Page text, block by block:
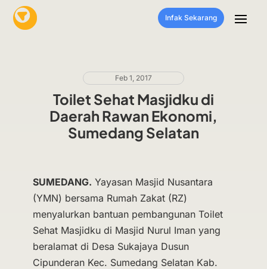
Infak Sekarang
Feb 1, 2017
Toilet Sehat Masjidku di
Daerah Rawan Ekonomi,
Sumedang Selatan
SUMEDANG. Yayasan Masjid Nusantara
(YMN) bersama Rumah Zakat (RZ)
menyalurkan bantuan pembangunan Toilet
Sehat Masjidku di Masjid Nurul Iman yang
beralamat di Desa Sukajaya Dusun
Cipunderan Kec. Sumedang Selatan Kab.